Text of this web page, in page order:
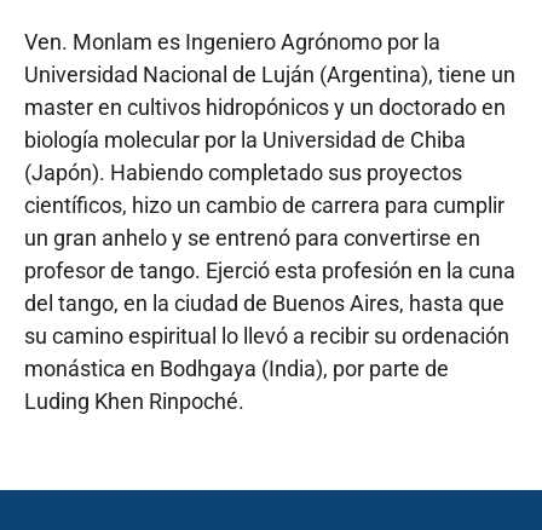
Ven. Monlam es Ingeniero Agrónomo por la
Universidad Nacional de Luján (Argentina), tiene un
master en cultivos hidropónicos y un doctorado en
biología molecular por la Universidad de Chiba
(Japón). Habiendo completado sus proyectos
científicos, hizo un cambio de carrera para cumplir
un gran anhelo y se entrenó para convertirse en
profesor de tango. Ejerció esta profesión en la cuna
del tango, en la ciudad de Buenos Aires, hasta que
su camino espiritual lo llevó a recibir su ordenación
monástica en Bodhgaya (India), por parte de
Luding Khen Rinpoché.